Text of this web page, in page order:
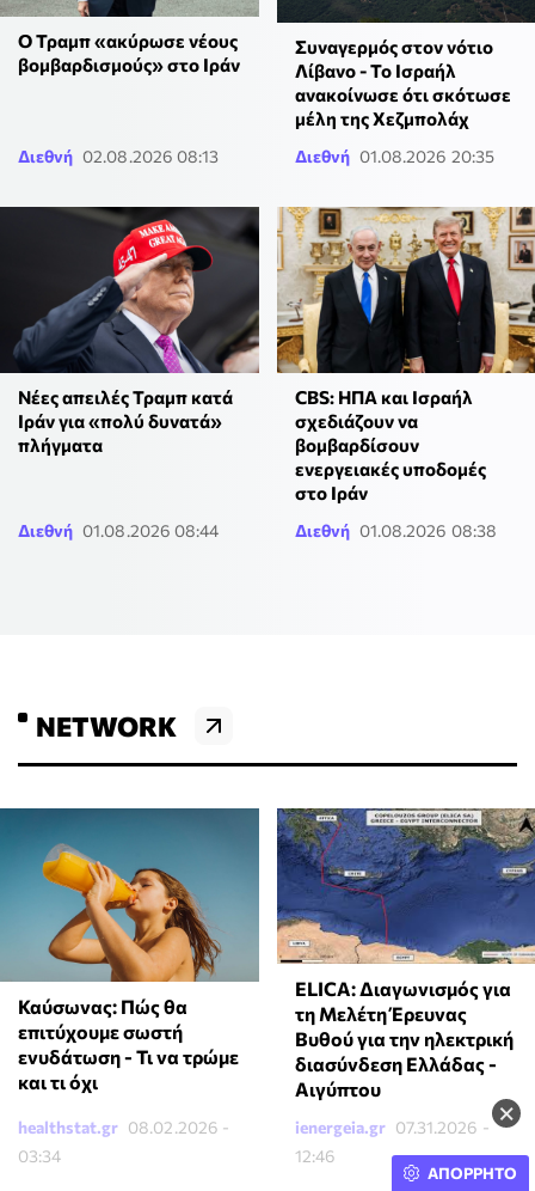
×
O Τραμπ «ακύρωσε νέους
βομβαρδισμούς» στο Ιράν
Διεθνή 02.08.2026 08:13
Συναγερμός στον νότιο
Λίβανο - Το Ισραήλ
ανακοίνωσε ότι σκότωσε
μέλη της Χεζμπολάχ
Διεθνή 01.08.2026 20:35
Νέες απειλές Τραμπ κατά
Ιράν για «πολύ δυνατά»
πλήγματα
Διεθνή 01.08.2026 08:44
CBS: ΗΠΑ και Ισραήλ
σχεδιάζουν να
βομβαρδίσουν
ενεργειακές υποδομές
στο Ιράν
Διεθνή 01.08.2026 08:38
NETWORK
Καύσωνας: Πώς θα
επιτύχουμε σωστή
ενυδάτωση - Τι να τρώμε
και τι όχι
healthstat.gr 08.02.2026 -
03:34
ELICA: Διαγωνισμός για
τη Μελέτη Έρευνας
Βυθού για την ηλεκτρική
διασύνδεση Ελλάδας -
Αιγύπτου
ienergeia.gr 07.31.2026 -
12:46
ΑΠΟΡΡΗΤΟ